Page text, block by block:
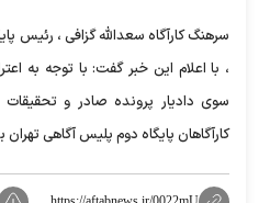
سرهنگ کارآگاه سعدالله گزافی ، رئیس
، با اعلام این خبر گفت: با توجه به
سوی دادیار پرونده صادر و
کارآگاهان پایگاه دوم پلیس آگاهی تهران